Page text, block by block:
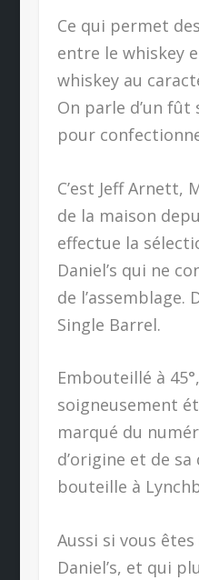
Ce qui permet
entre le whiskey
whiskey au
On parle d’un
pour
C’est Jeff
de la maison
effectue la
Daniel’s qui ne
de l’assemblage.
Single Barrel.
Embouteillé à
soigneusement
marqué du
d’origine et de
bouteille à
Aussi si vous êtes
Daniel’s, et qui